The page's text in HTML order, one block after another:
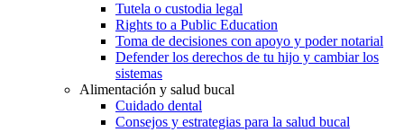
Tutela o custodia legal
Rights to a Public Education
Toma de decisiones con apoyo y poder notarial
Defender los derechos de tu hijo y cambiar los
sistemas
Alimentación y salud bucal
Cuidado dental
Consejos y estrategias para la salud bucal